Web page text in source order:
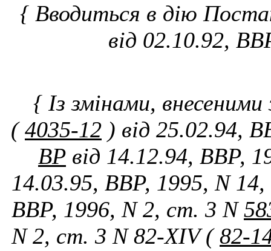
{ Вводиться в дію
від 02.10.92,
{ Із змінами,
( 4035-12 ) від 25.02.94,
ВР від 14.12.94, ВВР,
14.03.95, ВВР, 1995, N
ВВР, 1996, N 2, ст. 3 N
N 2, ст. 3 N 82-XIV ( 82-